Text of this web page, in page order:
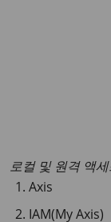
로컬 및 원격 액
Axis
IAM(My Axis)